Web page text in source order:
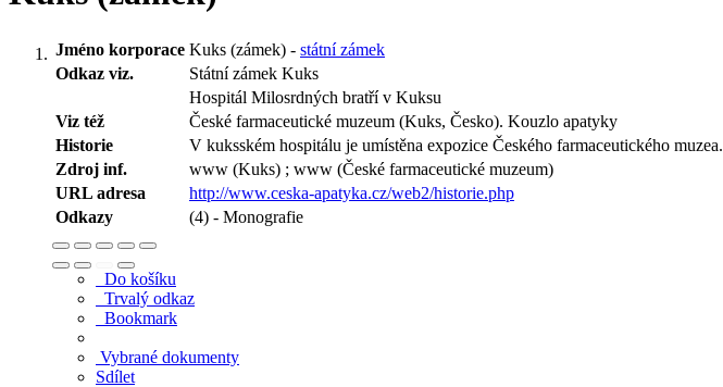
Jméno korporace Kuks (zámek) - státní zámek
Odkaz viz.
Státní zámek Kuks
Hospitál Milosrdných bratří v Kuksu
Viz též
České farmaceutické muzeum (Kuks, Česko). Kouzlo apatyky
Historie
V kuksském hospitálu je umístěna expozice Českého farmaceutického muzea.
Zdroj inf.
www (Kuks) ; www (České farmaceutické muzeum)
URL adresa
http://www.ceska-apatyka.cz/web2/historie.php
Odkazy
(4) - Monografie
Do košíku
Trvalý odkaz
Bookmark
Vybrané dokumenty
Sdílet